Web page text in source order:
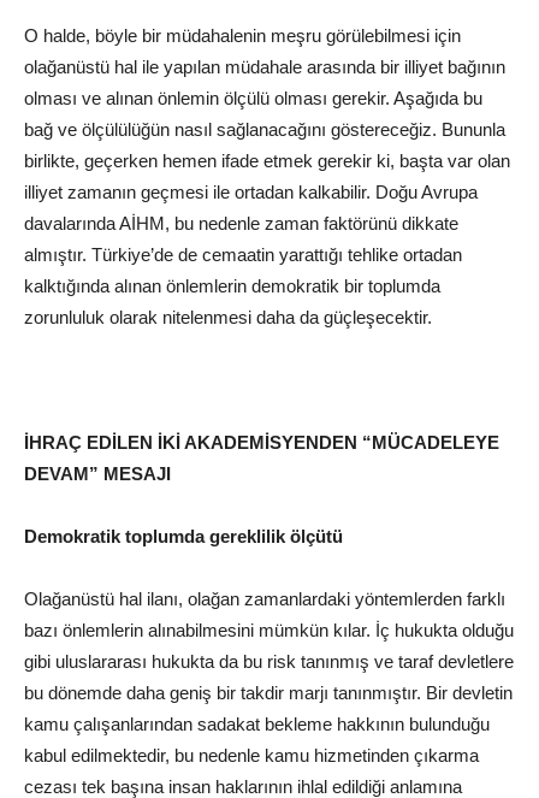
O halde, böyle bir müdahalenin meşru görülebilmesi için
olağanüstü hal ile yapılan müdahale arasında bir illiyet bağının
olması ve alınan önlemin ölçülü olması gerekir. Aşağıda bu
bağ ve ölçülülüğün nasıl sağlanacağını göstereceğiz. Bununla
birlikte, geçerken hemen ifade etmek gerekir ki, başta var olan
illiyet zamanın geçmesi ile ortadan kalkabilir. Doğu Avrupa
davalarında AİHM, bu nedenle zaman faktörünü dikkate
almıştır. Türkiye’de de cemaatin yarattığı tehlike ortadan
kalktığında alınan önlemlerin demokratik bir toplumda
zorunluluk olarak nitelenmesi daha da güçleşecektir.
İHRAÇ EDİLEN İKİ AKADEMİSYENDEN “MÜCADELEYE
DEVAM” MESAJI
Demokratik toplumda gereklilik ölçütü
Olağanüstü hal ilanı, olağan zamanlardaki yöntemlerden farklı
bazı önlemlerin alınabilmesini mümkün kılar. İç hukukta olduğu
gibi uluslararası hukukta da bu risk tanınmış ve taraf devletlere
bu dönemde daha geniş bir takdir marjı tanınmıştır. Bir devletin
kamu çalışanlarından sadakat bekleme hakkının bulunduğu
kabul edilmektedir, bu nedenle kamu hizmetinden çıkarma
cezası tek başına insan haklarının ihlal edildiği anlamına